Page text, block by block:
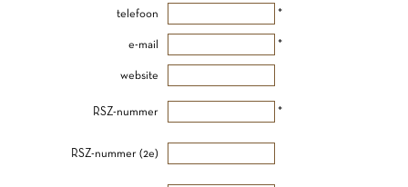
telefoon *
e-mail *
website
RSZ-nummer *
RSZ-nummer (2e)